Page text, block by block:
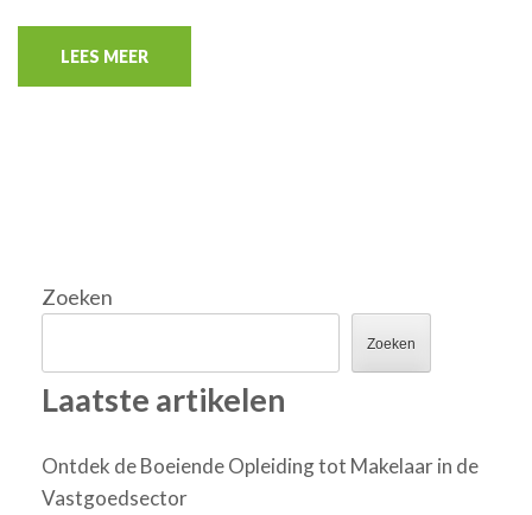
LEES MEER
Zoeken
Zoeken
Laatste artikelen
Ontdek de Boeiende Opleiding tot Makelaar in de
Vastgoedsector